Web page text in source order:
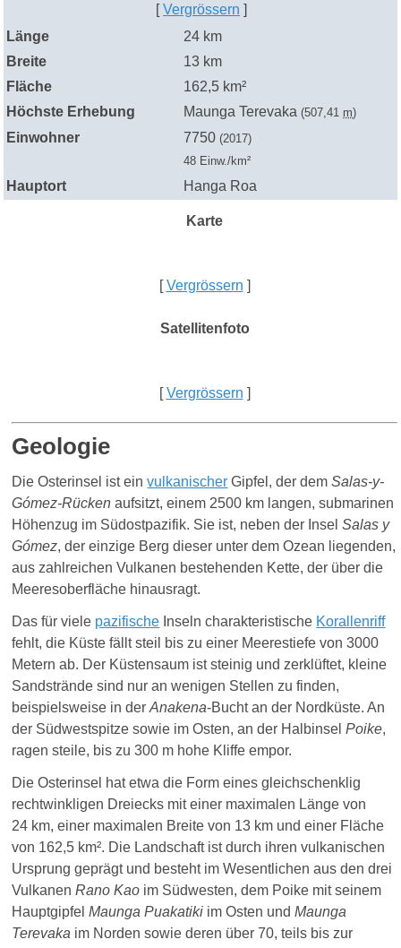
[Vergrössern ]
Länge
24 km
Breite
13 km
Fläche
162,5 km²
Höchste Erhebung
Maunga Terevaka(507,41 m)
Einwohner 7750(2017)
48 Einw./km²
Hauptort Hanga Roa
Karte
[Vergrössern ]
Satellitenfoto
[Vergrössern ]
Geologie
Die Osterinsel ist einvulkanischer Gipfel, der demSalas-y-
Gómez-Rücken aufsitzt, einem 2500 km langen, submarinen
Höhenzug im Südostpazifik. Sie ist, neben der InselSalas y
Gómez, der einzige Berg dieser unter dem Ozean liegenden,
aus zahlreichen Vulkanen bestehenden Kette, der über die
Meeresoberfläche hinausragt.
Das für viele pazifische Inseln charakteristische Korallenriff
fehlt, die Küste fällt steil bis zu einer Meerestiefe von 3000
Metern ab. Der Küstensaum ist steinig und zerklüftet, kleine
Sandstrände sind nur an wenigen Stellen zu finden,
beispielsweise in derAnakena-Bucht an der Nordküste. An
der Südwestspitze sowie im Osten, an der HalbinselPoike,
ragen steile, bis zu 300 m hohe Kliffe empor.
Die Osterinsel hat etwa die Form eines gleichschenklig
rechtwinkligen Dreiecks mit einer maximalen Länge von
24 km, einer maximalen Breite von 13 km und einer Fläche
von 162,5 km². Die Landschaft ist durch ihren vulkanischen
Ursprung geprägt und besteht im Wesentlichen aus den drei
VulkanenRano Kao im Südwesten, dem Poike mit seinem
HauptgipfelMaunga Puakatiki im Osten undMaunga
Terevaka im Norden sowie deren über 70, teils bis zur